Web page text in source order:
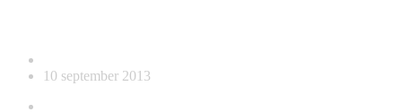
10 september 2013